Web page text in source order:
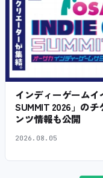
インディーゲームイ
SUMMIT 2026」の
ンツ情報も公開
2026.08.05